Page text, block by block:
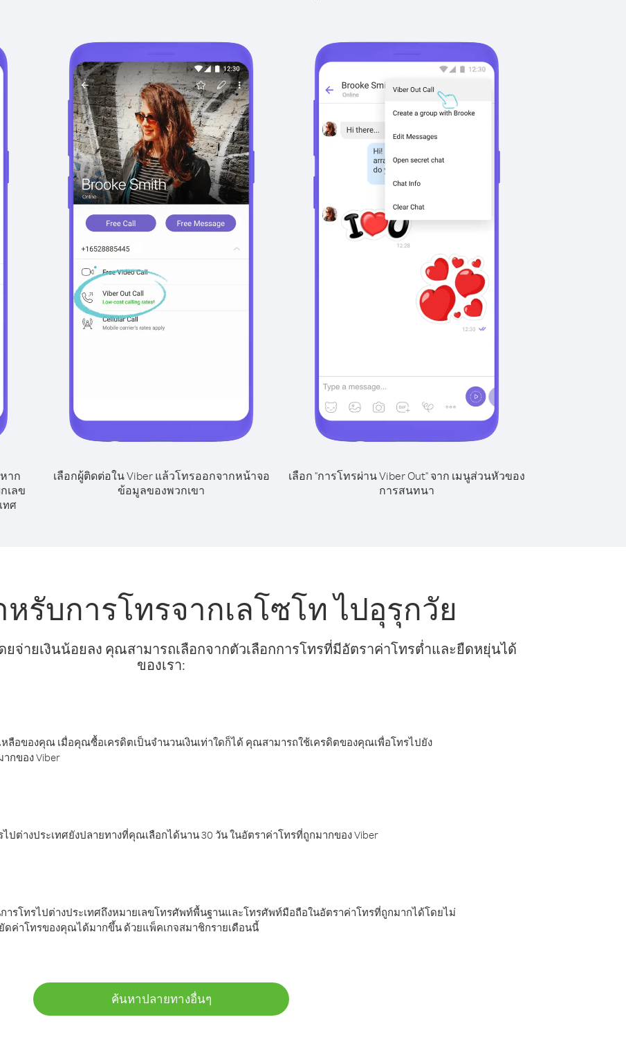
หาก
เลข
ทศ
เลือกผู้ติดต่อใน Viber แล้วโทรออกจากหน้าจอ
ข้อมูลของพวกเขา
เลือก "การโทรผ่าน Viber Out" จาก เมนูส่วนหัวของ
การสนทนา
รับการโทรจากเลโซโท ไปอุรุกวัย
จ่ายเงินน้อยลง คุณสามารถเลือกจากตัวเลือกการโทรที่มีอัตราค่าโทรต่ำและยืดหยุ่นได้
ของเรา:
หลือของคุณ เมื่อคุณซื้อเครดิตเป็นจำนวนเงินเท่าใดก็ได้ คุณสามารถใช้เครดิตของคุณเพื่อโทรไปยัง
กของ Viber
ปต่างประเทศยังปลายทางที่คุณเลือกได้นาน 30 วัน ในอัตราค่าโทรที่ถูกมากของ Viber
รโทรไปต่างประเทศถึงหมายเลขโทรศัพท์พื้นฐานและโทรศัพท์มือถือในอัตราค่าโทรที่ถูกมากได้โดยไม่
ค่าโทรของคุณได้มากขึ้น ด้วยแพ็คเกจสมาชิกรายเดือนนี้
ค้นหาปลายทางอื่นๆ